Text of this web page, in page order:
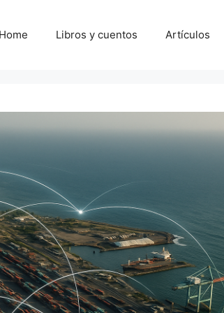
Home Libros y cuentos Artículos